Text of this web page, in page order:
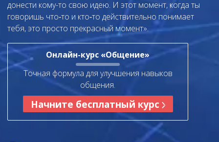
донести кому-то свою идею. И этот момент, когда ты
говоришь что‑то и кто‑то действительно понимает
тебя, это просто прекрасный момент».
Онлайн-курс «Общение»
Точная формула для улучшения навыков
общения.
Начните бесплатный курс